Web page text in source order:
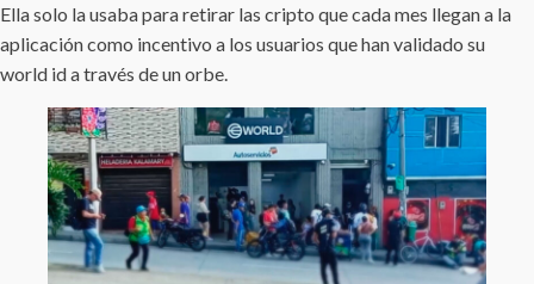
Ella solo la usaba para retirar las cripto que cada mes llegan a la
aplicación como incentivo a los usuarios que han validado su
world id a través de un orbe.